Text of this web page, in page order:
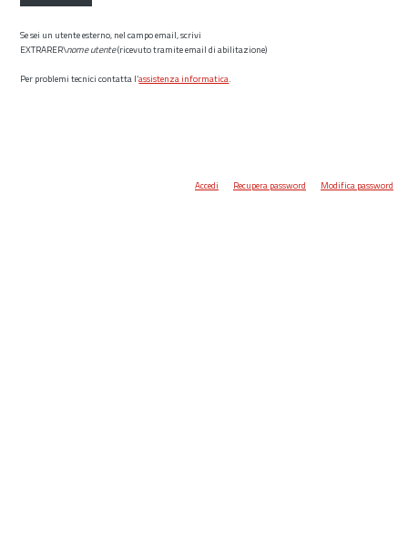
Se sei un utente esterno, nel campo email, scrivi
EXTRARER\nome utente(ricevuto tramite email di abilitazione)
Per problemi tecnici contatta l’assistenza informatica.
Accedi Recupera password Modifica password